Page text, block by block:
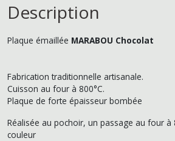
Description
Plaque émaillée MARABOU Chocolat
Fabrication traditionnelle artisanale.
Cuisson au four à 800°C.
Plaque de forte épaisseur bombée
Réalisée au pochoir, un passage au four à
couleur